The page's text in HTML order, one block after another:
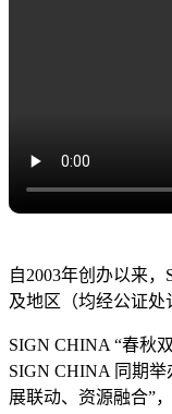
自2003年创办以来
及地区（均经公证处
SIGN CHINA “春秋
SIGN CHINA 同期
展联动、资源融合”